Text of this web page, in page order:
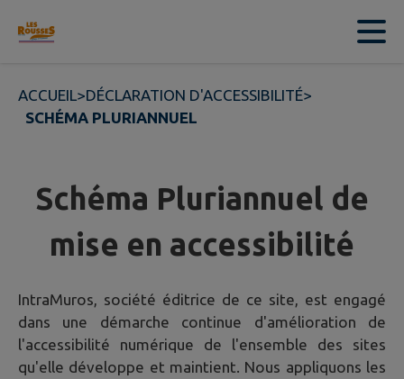
Contenu
ACCUEIL>DÉCLARATION D'ACCESSIBILITÉ>
SCHÉMA PLURIANNUEL
Schéma Pluriannuel de
mise en accessibilité
IntraMuros, société éditrice de ce site, est engagé
dans une démarche continue d'amélioration de
l'accessibilité numérique de l'ensemble des sites
qu'elle développe et maintient. Nous appliquons les